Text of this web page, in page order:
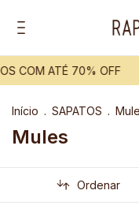
COM ATÉ 70% OFF
Início . SAPATOS .
Mules
Ordenar